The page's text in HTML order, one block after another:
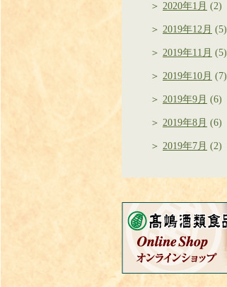
2020年1月 (2)
2019年12月 (5)
2019年11月 (5)
2019年10月 (7)
2019年9月 (6)
2019年8月 (6)
2019年7月 (2)